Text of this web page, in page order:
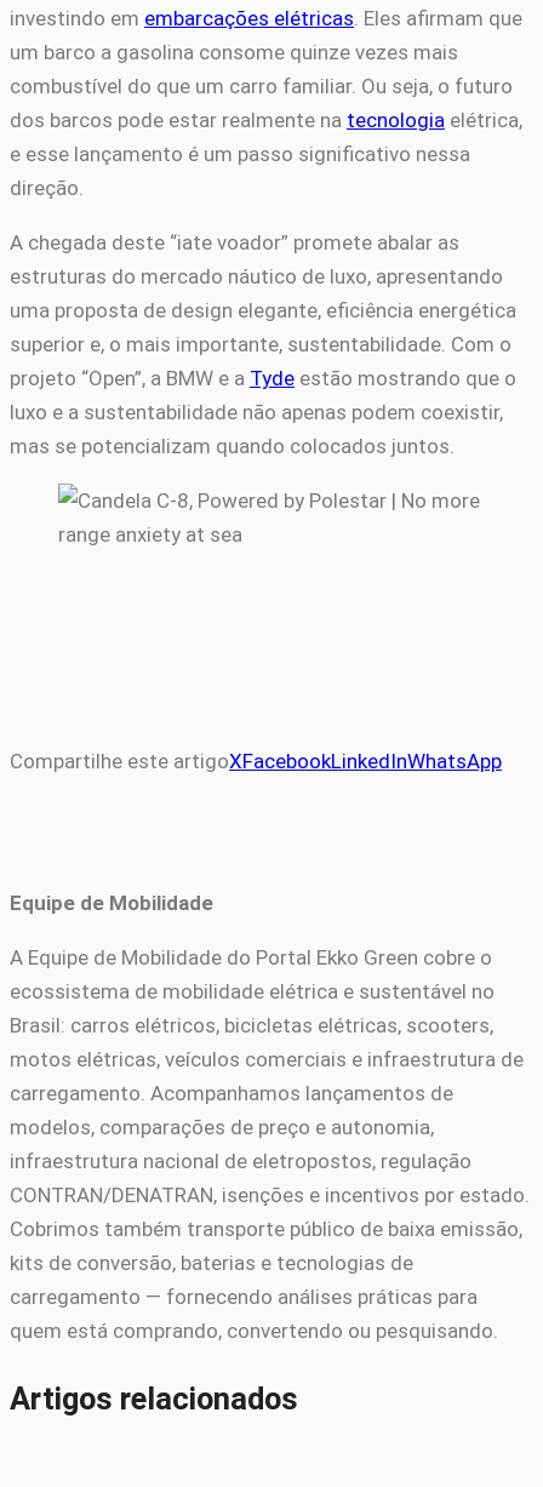
investindo em embarcações elétricas . Eles afirmam que
um barco a gasolina consome quinze vezes mais
combustível do que um carro familiar. Ou seja, o futuro
dos barcos pode estar realmente na tecnologia elétrica,
e esse lançamento é um passo significativo nessa
direção.
A chegada deste “iate voador” promete abalar as
estruturas do mercado náutico de luxo, apresentando
uma proposta de design elegante, eficiência energética
superior e, o mais importante, sustentabilidade. Com o
projeto “Open”, a BMW e a Tyde estão mostrando que o
luxo e a sustentabilidade não apenas podem coexistir,
mas se potencializam quando colocados juntos.
Compartilhe este artigoXFacebookLinkedInWhatsApp
Equipe de Mobilidade
A Equipe de Mobilidade do Portal Ekko Green cobre o
ecossistema de mobilidade elétrica e sustentável no
Brasil: carros elétricos, bicicletas elétricas, scooters,
motos elétricas, veículos comerciais e infraestrutura de
carregamento. Acompanhamos lançamentos de
modelos, comparações de preço e autonomia,
infraestrutura nacional de eletropostos, regulação
CONTRAN/DENATRAN, isenções e incentivos por estado.
Cobrimos também transporte público de baixa emissão,
kits de conversão, baterias e tecnologias de
carregamento — fornecendo análises práticas para
quem está comprando, convertendo ou pesquisando.
Artigos relacionados